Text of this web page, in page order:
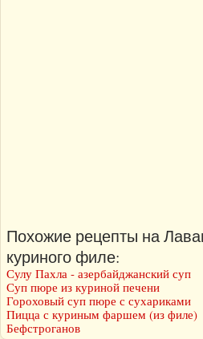
Похожие рецепты на
куриного филе:
Сулу Пахла - азербайджанский суп
Суп пюре из куриной печени
Гороховый суп пюре с сухариками
Пицца с куриным фаршем (из филе)
Бефстроганов